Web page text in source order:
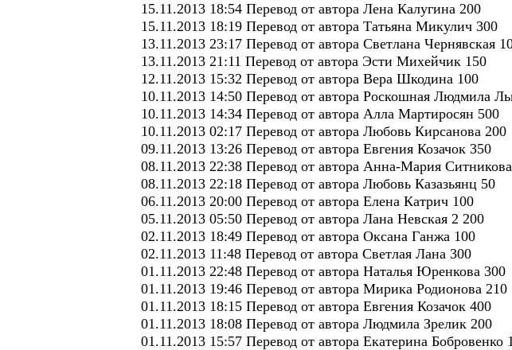
15.11.2013 18:54 Перевод от автора Лена Калугина 200
15.11.2013 18:19 Перевод от автора Татьяна Микулич 300
13.11.2013 23:17 Перевод от автора Светлана Чернявская
13.11.2013 21:11 Перевод от автора Эсти Михейчик 150
12.11.2013 15:32 Перевод от автора Вера Шкодина 100
10.11.2013 14:50 Перевод от автора Роскошная Людмила
10.11.2013 14:34 Перевод от автора Алла Мартиросян 500
10.11.2013 02:17 Перевод от автора Любовь Кирсанова 200
09.11.2013 13:26 Перевод от автора Евгения Козачок 350
08.11.2013 22:38 Перевод от автора Анна-Мария
08.11.2013 22:18 Перевод от автора Любовь Казазьянц 50
06.11.2013 20:00 Перевод от автора Елена Катрич 100
05.11.2013 05:50 Перевод от автора Лана Невская 2 200
02.11.2013 18:49 Перевод от автора Оксана Ганжа 100
02.11.2013 11:48 Перевод от автора Светлая Лана 300
01.11.2013 22:48 Перевод от автора Наталья Юренкова 300
01.11.2013 19:46 Перевод от автора Мирика Родионова 210
01.11.2013 18:15 Перевод от автора Евгения Козачок 400
01.11.2013 18:08 Перевод от автора Людмила Зрелик 200
01.11.2013 15:57 Перевод от автора Екатерина Бобровенко